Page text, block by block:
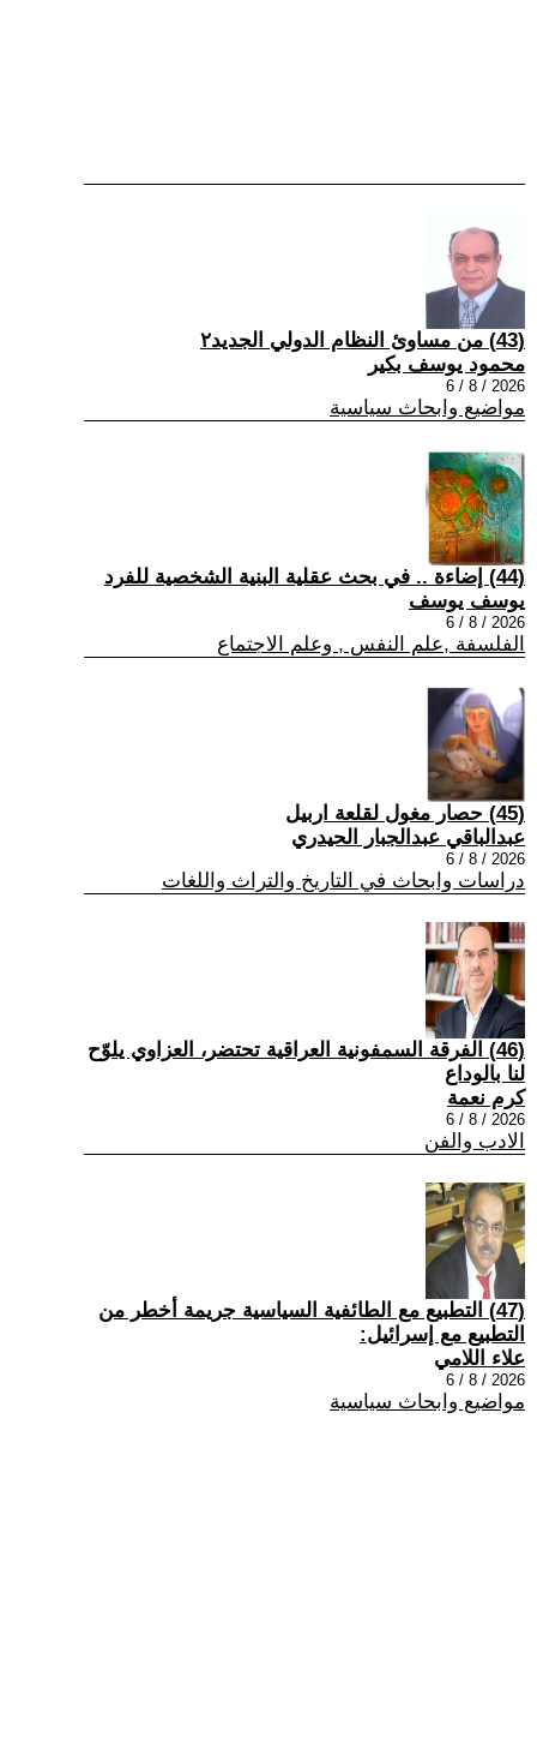
(43) من مساوئ النظام الدولي الجديد٢
محمود يوسف بكير
2026 / 8 / 6
مواضيع وابحاث سياسية
(44) إضاءة .. في بحث عقلية البنية الشخصية للفرد
يوسف يوسف
2026 / 8 / 6
الفلسفة ,علم النفس , وعلم الاجتماع
(45) حصار مغول لقلعة اربيل
عبدالباقي عبدالجبار الحيدري
2026 / 8 / 6
دراسات وابحاث في التاريخ والتراث واللغات
(46) الفرقة السمفونية العراقية تحتضر، العزاوي يلوّح
لنا بالوداع
كرم نعمة
2026 / 8 / 6
الادب والفن
(47) التطبيع مع الطائفية السياسية جريمة أخطر من
التطبيع مع إسرائيل:
علاء اللامي
2026 / 8 / 6
مواضيع وابحاث سياسية